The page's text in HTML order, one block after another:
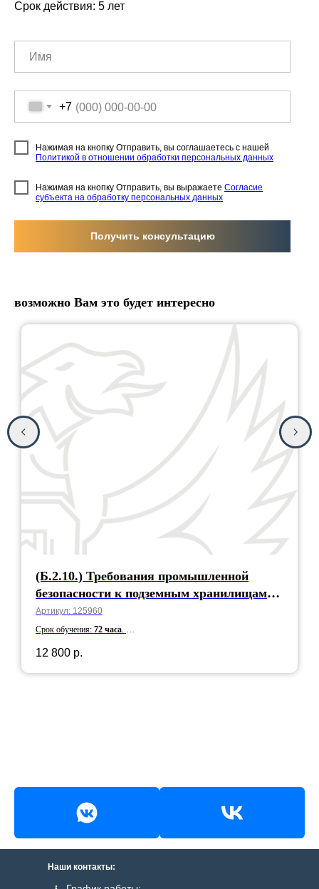
Срок действия: 5 лет
+7
Нажимая на кнопку Отправить, вы соглашаетесь с нашей
Политикой в отношении обработки персональных данных
Нажимая на кнопку Отправить, вы выражаете Согласие
субъекта на обработку персональных данных
Получить консультацию
возможно Вам это будет интересно
(Б.2.10.) Требования промышленной
безопасности к подземным хранилищам
газа
Артикул: 125960
Срок обучения: 72 часа.
12 800 р.
Наши контакты: